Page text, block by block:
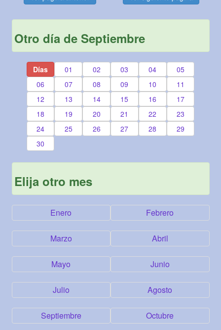
Otro día de Septiembre
Días 01 02 03 04
05
06
07 08 09 10
11
12
13 14 15 16
17
18
19 20 21 22
23
24
25 26 27 28
29
30
Elija otro mes
Enero Febrero
Marzo Abril
Mayo Junio
Julio Agosto
Septiembre Octubre